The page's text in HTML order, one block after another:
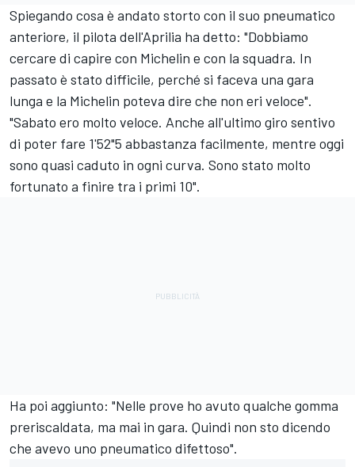
Spiegando cosa è andato storto con il suo pneumatico
anteriore, il pilota dell'Aprilia ha detto: "Dobbiamo
cercare di capire con Michelin e con la squadra. In
passato è stato difficile, perché si faceva una gara
lunga e la Michelin poteva dire che non eri veloce".
"Sabato ero molto veloce. Anche all'ultimo giro sentivo
di poter fare 1'52"5 abbastanza facilmente, mentre oggi
sono quasi caduto in ogni curva. Sono stato molto
fortunato a finire tra i primi 10".
Ha poi aggiunto: "Nelle prove ho avuto qualche gomma
preriscaldata, ma mai in gara. Quindi non sto dicendo
che avevo uno pneumatico difettoso".